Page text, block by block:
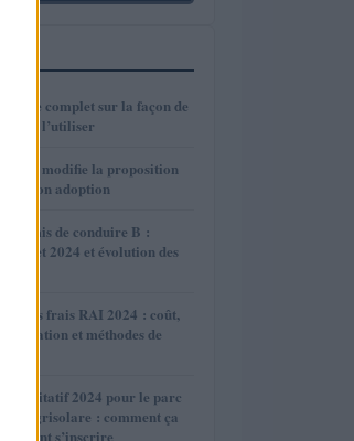
guide complet sur la façon de
et de l’utiliser
Sénat modifie la proposition
son adoption
permis de conduire B :
juillet 2024 et évolution des
des frais RAI 2024 : coût,
annulation et méthodes de
incitatif 2024 pour le parc
Agrisolare : comment ça
s’inscrire